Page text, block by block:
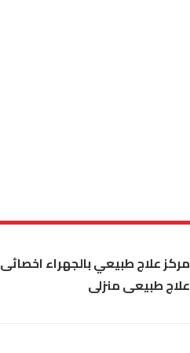
مركز علاج طبيعي بالجهراء اخصائى
علاج طبيعى منزلى